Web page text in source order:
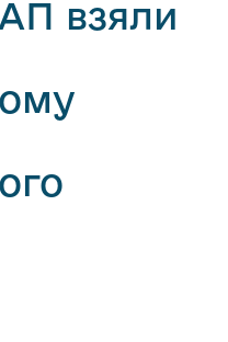
взяли